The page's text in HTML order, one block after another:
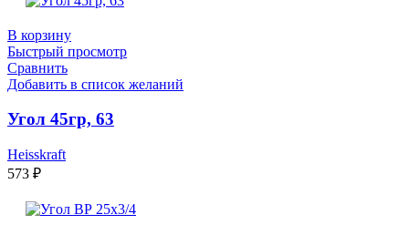
В корзину
Быстрый просмотр
Сравнить
Добавить в список желаний
Угол 45гр, 63
Heisskraft
573 ₽